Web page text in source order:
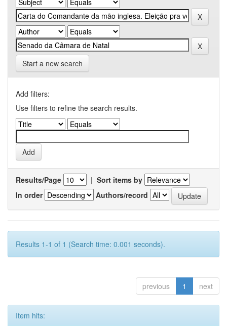
Start a new search
Add filters:
Use filters to refine the search results.
Results/Page | Sort items by
In order
Authors/record
Results 1-1 of 1 (Search time: 0.001 seconds).
previous 1 next
Item hits: